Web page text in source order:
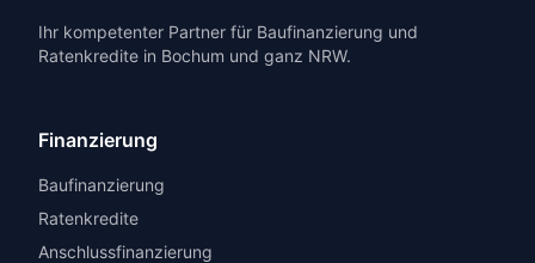
Ihr kompetenter Partner für Baufinanzierung und
Ratenkredite in Bochum und ganz NRW.
Finanzierung
Baufinanzierung
Ratenkredite
Anschlussfinanzierung